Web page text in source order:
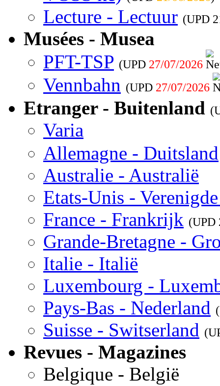
Lecture - Lectuur (UPD
Musées - Musea
PFT-TSP (UPD 27/07/2026
Vennbahn (UPD 27/07/2026
Etranger - Buitenland
Varia
Allemagne - Duitsland
Australie - Australië
Etats-Unis -
France - Frankrijk (UPD
Grande-Bretagne -
Italie - Italië
Luxembourg -
Pays-Bas - Nederland
Suisse - Switserland
Revues - Magazines
Belgique - België